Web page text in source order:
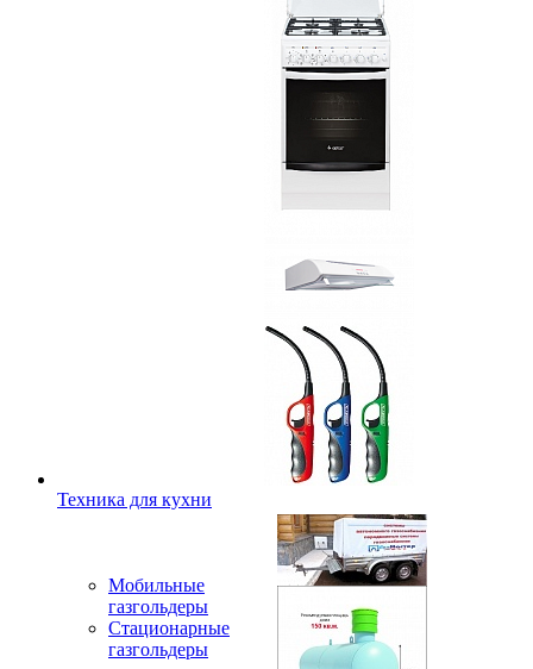
Техника для кухни
Мобильные
газгольдеры
Стационарные
газгольдеры